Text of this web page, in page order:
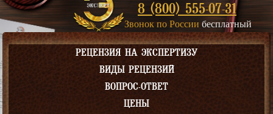
8 (800) 555-07-31
Звонок по России бесплатный
РЕЦЕНЗИЯ НА ЭКСПЕРТИЗУ
ВИДЫ РЕЦЕНЗИЙ
ВОПРОС-ОТВЕТ
ЦЕНЫ